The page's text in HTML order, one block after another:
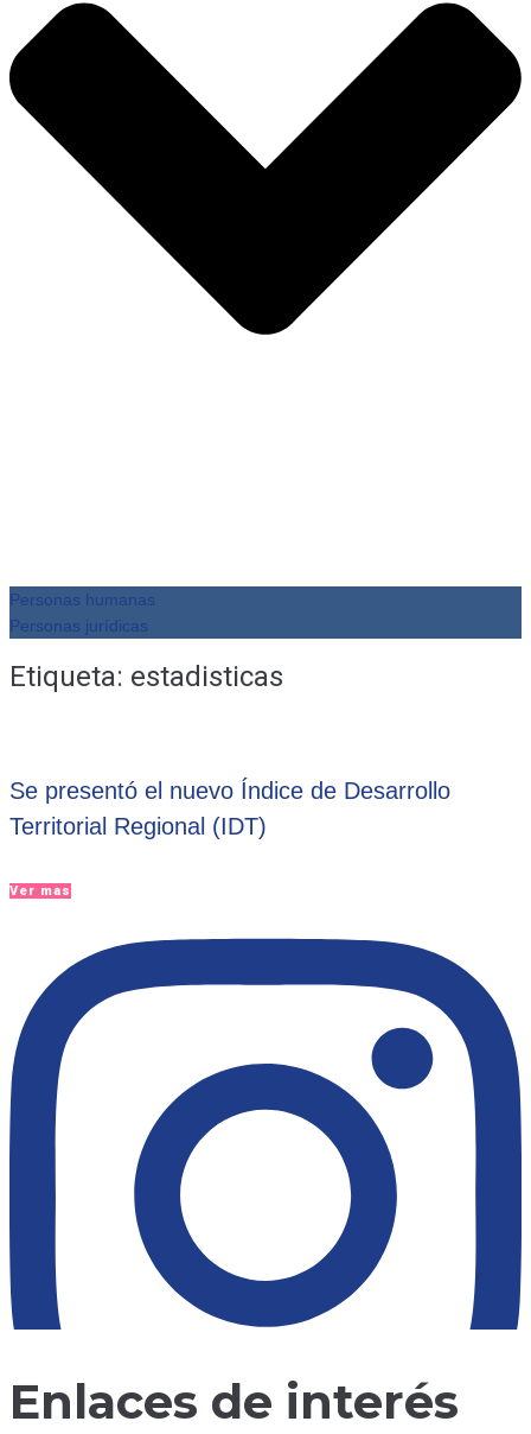
Personas humanas
Personas jurídicas
Etiqueta: estadisticas
Se presentó el nuevo Índice de Desarrollo
Territorial Regional (IDT)
Ver mas
Enlaces de interés